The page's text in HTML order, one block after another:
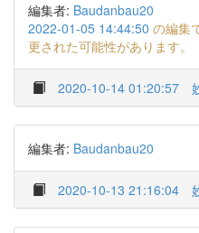
編集者: Baudanbau20
2022-01-05 14:44:50 の編集
更された可能性があります。
2020-10-14 01:20:57
編集者: Baudanbau20
2020-10-13 21:16:04